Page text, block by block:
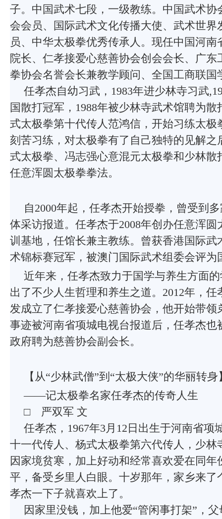
子。中国武术七段，一级教练。中国武术协
会会员、国际武术文化传播大使、武术世界
员、中华太极拳优秀传承人。现任中国河
院长、仁孝接爱心慈善协会创会会长、广
拳协会名誉会长兼教学顾问、全国工商联国
任孝杰自幼习武，1983年进少林寺习武
国散打冠军，1988年被少林寺武术馆聘为散
式太极拳第十代传人范鸿信，开始习练太极
刻苦习练，对太极拳有了自己独特的见解之
式太极拳、冯志强心意混元太极拳和少林散
任意浑圆太极拳拳法。
自2000年起，任孝杰开始授拳，曾受到
体采访报道。任孝杰于2008年创办任意浑
训基地，任馆长兼主教练。曾获香港国际武
术锦标赛冠军，被澳门国际武术组委会评为
近年来，任孝杰致力于国学与养生方面
出了不少人生哲理和养生之道。2012年，
发成立了仁孝接爱心慈善协会，他开始带领
事迹被河南省项城电视台报道后，任孝杰也
政府聘为慈善协会副会长。
【从“少林武僧”到“太极大侠”的华丽转身
——记太极拳名家任孝杰的传奇人生
□ 严双军 文
任孝杰，1967年3月12日出生于河南省项
十一代传人、杨式太极拳第六代传人，少林
因家境贫寒，加上好动和经常喜欢爱在同
平，备受乡里人白眼。十岁那年，家乡来了
孝杰一下子就喜欢上了。
因家里没钱，加上他爱“管闲事打架”，